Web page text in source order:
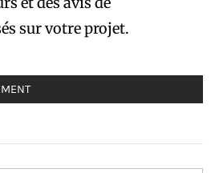
sur votre projet.